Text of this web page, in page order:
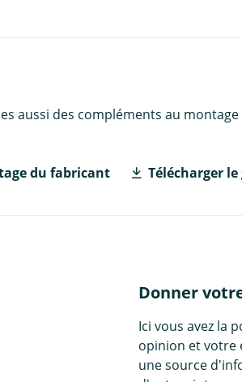
aussi des compléments au
du fabricant Télécharger
Donner
Ici vous avez la
opinion et votre
une source